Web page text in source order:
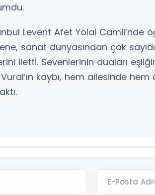
Levent Afet Yolal Camii’nde
sanat dünyasından çok
iletti. Sevenlerinin duaları
kaybı, hem ailesinde
E-Posta